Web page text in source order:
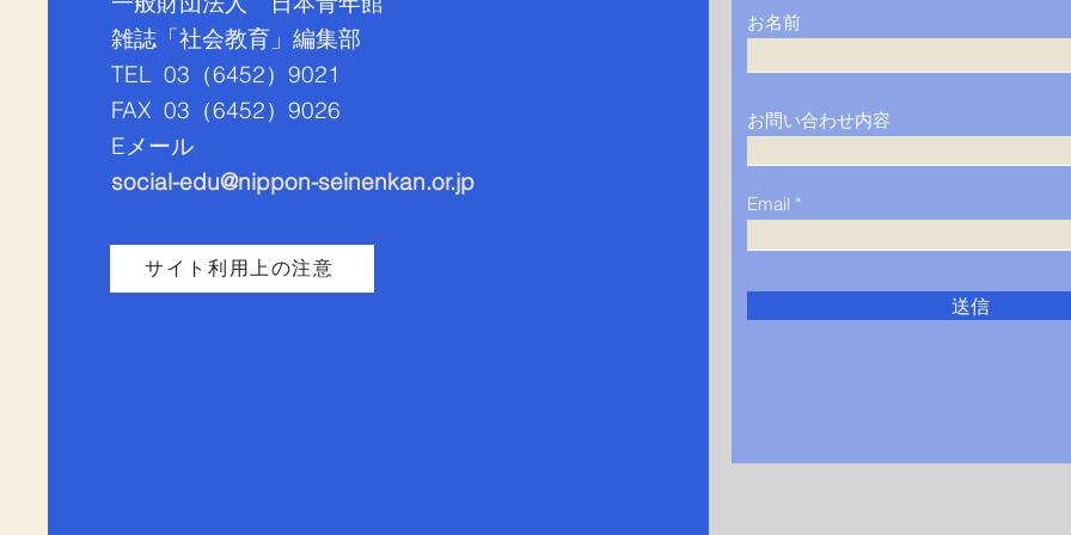
奈川県相模原市
中
コメント
コメントを追加…
雑誌「社会教育」編集部
TEL 03（6452）9021
FAX 03（6452）9026
​Eメール
social-edu@nippon-seinenkan.or.jp
サイト利用上の注意
お名前
お問い合わせ内容
Email
送信